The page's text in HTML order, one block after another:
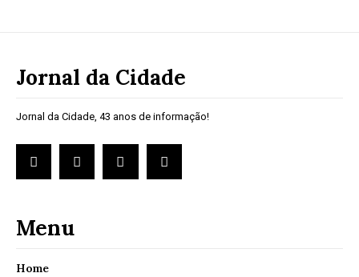
Jornal da Cidade
Jornal da Cidade, 43 anos de informação!
Menu
Home